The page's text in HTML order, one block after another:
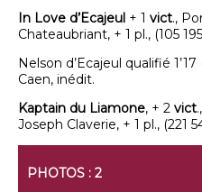
In Love d’Ecajeul + 1 vict.,
Chateaubriant, + 1 pl., (105
Nelson d’Ecajeul qualifié
Caen, inédit.
Kaptain du Liamone, + 2 vict
Joseph Claverie, + 1 pl., (221
PHOTOS : 2